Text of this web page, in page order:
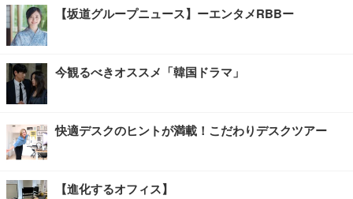
【坂道グループニュース】ーエンタメRBBー
今観るべきオススメ「韓国ドラマ」
快適デスクのヒントが満載！こだわりデスクツアー
【進化するオフィス】